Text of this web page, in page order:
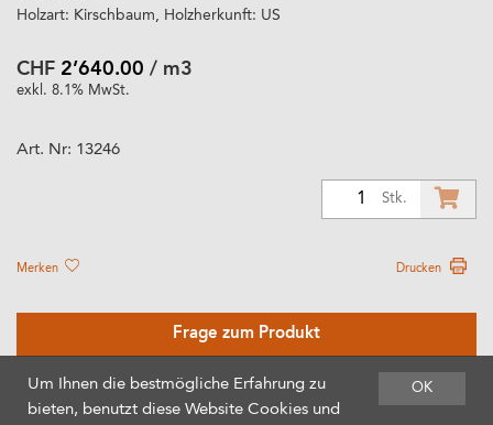
Holzart: Kirschbaum, Holzherkunft: US
CHF 2’640.00 / m3
exkl. 8.1% MwSt.
Art. Nr: 13246
Stk.
Merken Drucken
Frage zum Produkt
OK
Um Ihnen die bestmögliche Erfahrung zu
bieten, benutzt diese Website Cookies und